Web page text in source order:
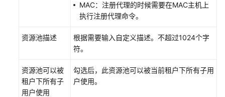
助
多
文
档
MAC：注册代理的时候需要在MAC主机上
执行注册代理命令。
资源池描述 根据需要输入自定义描述。 不超过1024个字
符。
资源池可以被
租户下所有子
用户使用
勾选后，此资源池可以被当前租户下所有子用
户使用。